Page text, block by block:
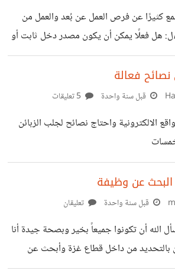
كثيرًا عن فرص العمل عن بُعد والعمل من
المنزل، لكن أتساءل: هل فعلًا يمكن أن يكون مصدر دخل ثابت أو
أشخاص جربوا هذا النوع من العمل وحققوا دخلًا
هي أهم المهارات المطلوبة للبدء في هذا المجال؟
عن وظائف بدوام جزئي أو كامل يمكن
أو سلبية، حتى يستفيد كل من يفكر في هذا
نصائح فعالة
قبل سنة واحدة
الالكترونية واحتاج نصائح لجلب الزبائن
عن وظيفة
قبل سنة واحدة تعليقان
الله أن تكونوا جميعاً بخير وبصحة جيدة أنا
من داخل قطاع غزة وأبحث عن
من سيادتكم التكرم بإرشادي في حال